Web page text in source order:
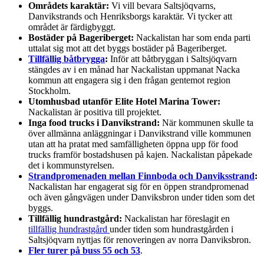
Områdets karaktär: Vi vill bevara Saltsjöqvarns,
Danvikstrands och Henriksborgs karaktär. Vi tycker att
området är färdigbyggt.
Bostäder på Bageriberget: Nackalistan har som enda parti
uttalat sig mot att det byggs bostäder på Bageriberget.
Tillfällig båtbrygga: Inför att båtbryggan i Saltsjöqvarn
stängdes av i en månad har Nackalistan uppmanat Nacka
kommun att engagera sig i den frågan gentemot region
Stockholm.
Utomhusbad utanför Elite Hotel Marina Tower:
Nackalistan är positiva till projektet.
Inga food trucks i Danvikstrand: När kommunen skulle ta
över allmänna anläggningar i Danvikstrand ville kommunen
utan att ha pratat med samfälligheten öppna upp för food
trucks framför bostadshusen på kajen. Nackalistan påpekade
det i kommunstyrelsen.
Strandpromenaden mellan Finnboda och Danviksstrand:
Nackalistan har engagerat sig för en öppen strandpromenad
och även gångvägen under Danviksbron under tiden som det
byggs.
Tillfällig hundrastgård: Nackalistan har föreslagit en
tillfällig hundrastgård under tiden som hundrastgården i
Saltsjöqvarn nyttjas för renoveringen av norra Danviksbron.
Fler turer på buss 55 och 53.